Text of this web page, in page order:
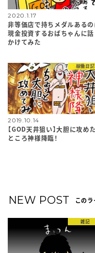
2020.1.17
非等価店で持ちメダルあるの
現金投資するおばちゃんに話
かけてみた
稼働日記
2019.10.14
【GOD天井狙い】大胆に攻めた
ところ神様降臨！
NEW POST この
雑記